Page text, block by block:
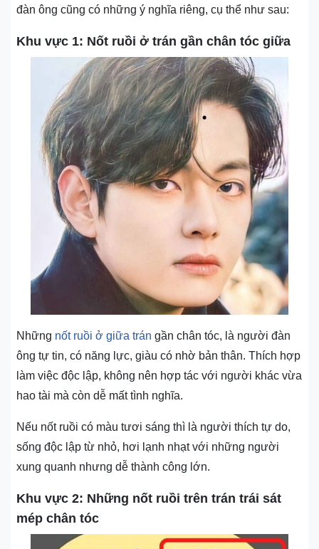
đàn ông cũng có những ý nghĩa riêng, cụ thể như sau:
Khu vực 1: Nốt ruồi ở trán gần chân tóc giữa
Những nốt ruồi ở giữa trán gần chân tóc, là người đàn
ông tự tin, có năng lực, giàu có nhờ bản thân. Thích hợp
làm việc độc lập, không nên hợp tác với người khác vừa
hao tài mà còn dễ mất tình nghĩa.
Nếu nốt ruồi có màu tươi sáng thì là người thích tự do,
sống độc lập từ nhỏ, hơi lạnh nhạt với những người
xung quanh nhưng dễ thành công lớn.
Khu vực 2: Những nốt ruồi trên trán trái sát
mép chân tóc